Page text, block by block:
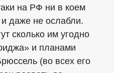
на РФ ни в коем
и даже не ослабли.
сколько им угодно
и планами
(во всех его